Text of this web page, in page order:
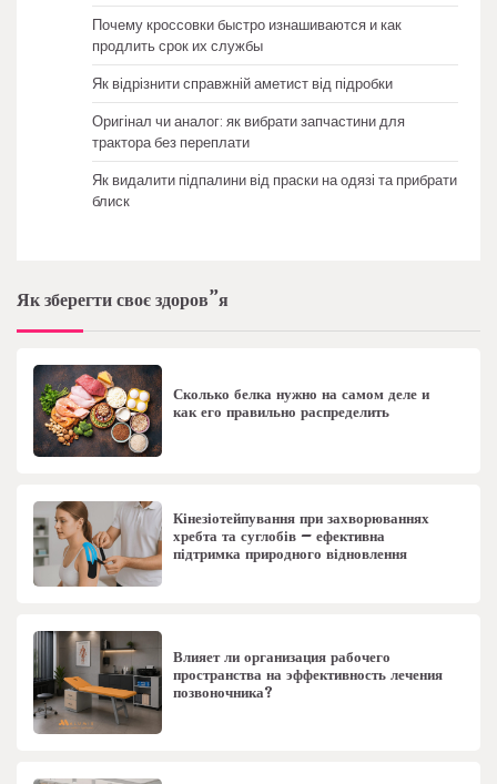
Почему кроссовки быстро изнашиваются и как
продлить срок их службы
Як відрізнити справжній аметист від підробки
Оригінал чи аналог: як вибрати запчастини для
трактора без переплати
Як видалити підпалини від праски на одязі та прибрати
блиск
Як зберегти своє здоров”я
Сколько белка нужно на самом деле и
как его правильно распределить
Кінезіотейпування при захворюваннях
хребта та суглобів – ефективна
підтримка природного відновлення
Влияет ли организация рабочего
пространства на эффективность лечения
позвоночника?